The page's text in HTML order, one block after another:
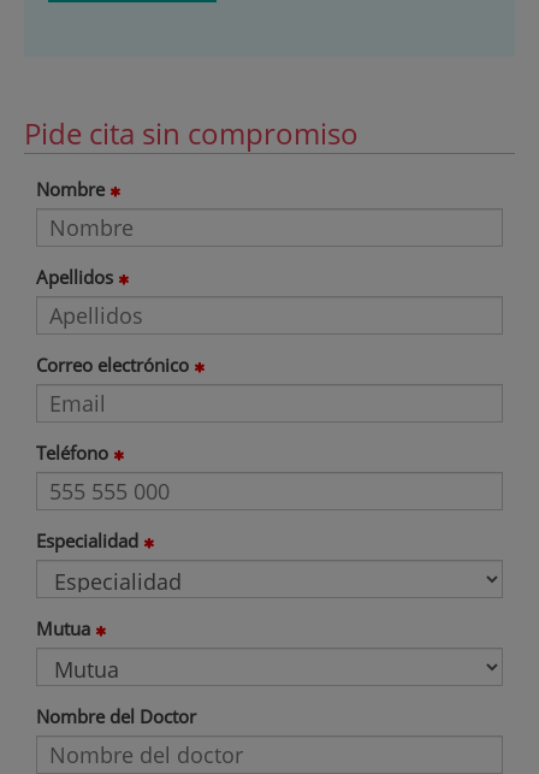
Pide cita sin compromiso
Nombre
Apellidos
Correo electrónico
Teléfono
Especialidad
Mutua
Nombre del Doctor